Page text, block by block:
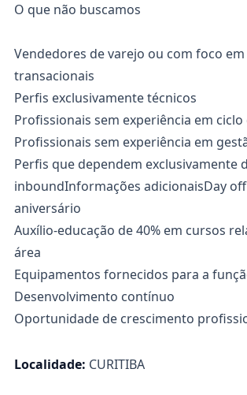
O que não buscamos
Vendedores de varejo ou com foco em
transacionais
Perfis exclusivamente técnicos
Profissionais sem experiência em
Profissionais sem experiência em
Perfis que dependem exclusivamente
inboundInformações adicionaisDay
aniversário
Auxílio-educação de 40% em cursos
área
Equipamentos fornecidos para a
Desenvolvimento contínuo
Oportunidade de crescimento
Localidade: CURITIBA